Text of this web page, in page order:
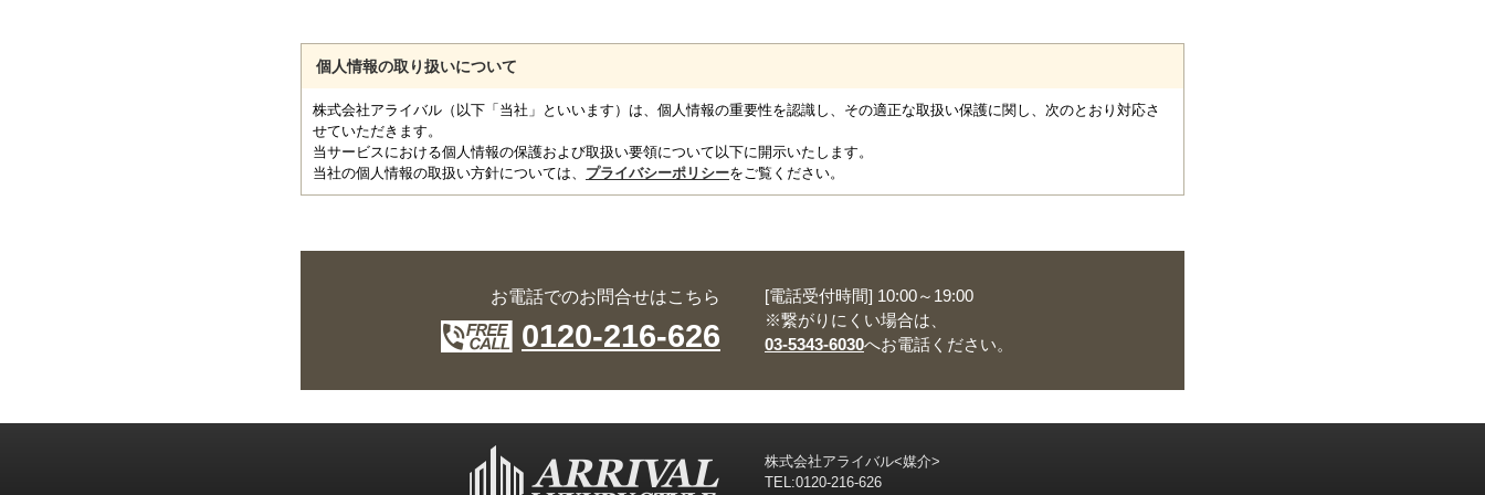
個人情報の取り扱いについて
株式会社アライバル（以下「当社」といいます）は、個人情報の重要性を認識し、その適正な取扱い保護に関し、次のとおり対応さ
せていただきます。
当サービスにおける個人情報の保護および取扱い要領について以下に開示いたします。
当社の個人情報の取扱い方針については、 プライバシーポリシーをご覧ください。
お電話でのお問合せはこちら
0120-216-626
[電話受付時間] 10:00～19:00
※繋がりにくい場合は、
03-5343-6030へお電話ください。
株式会社アライバル<媒介>
TEL:0120-216-626